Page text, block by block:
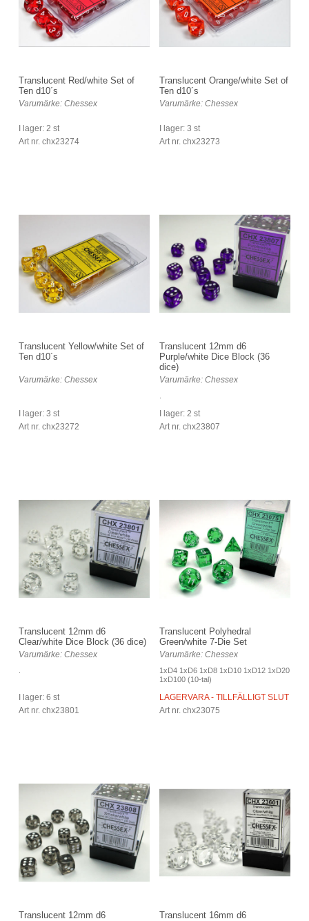
Translucent Red/white Set of
Ten d10´s
Varumärke: Chessex
I lager: 2 st
Art nr. chx23274
Translucent Orange/white Set of
Ten d10´s
Varumärke: Chessex
I lager: 3 st
Art nr. chx23273
Translucent Yellow/white Set of
Ten d10´s
Varumärke: Chessex
I lager: 3 st
Art nr. chx23272
Translucent 12mm d6
Purple/white Dice Block (36
dice)
Varumärke: Chessex
I lager: 2 st
Art nr. chx23807
Translucent 12mm d6
Clear/white Dice Block (36 dice)
Varumärke: Chessex
I lager: 6 st
Art nr. chx23801
Translucent Polyhedral
Green/white 7-Die Set
Varumärke: Chessex
1xD4 1xD6 1xD8 1xD10 1xD12 1xD20
1xD100 (10-tal)
LAGERVARA - TILLFÄLLIGT SLUT
Art nr. chx23075
Translucent 12mm d6
Translucent 16mm d6